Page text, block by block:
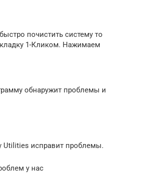
почистить систему то
1-Кликом. Нажимаем
обнаружит проблемы и
Utilities исправит проблемы.
у нас